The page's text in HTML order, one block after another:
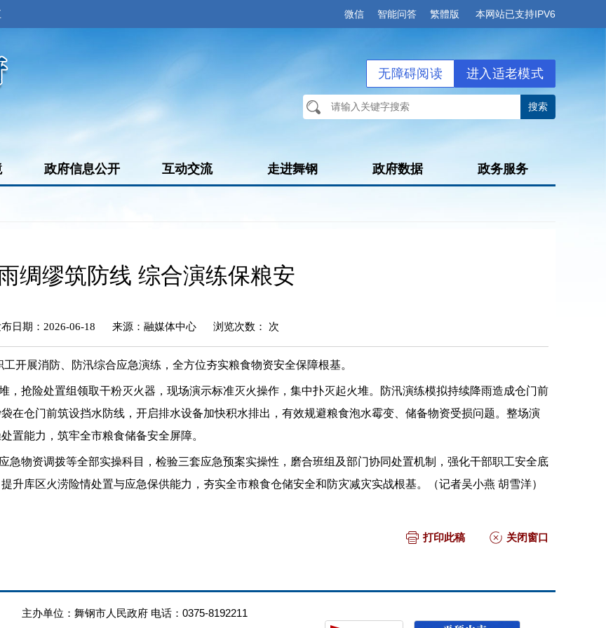
微信 智能问答 繁體版 本网站已支持IPV6
进入适老模式
无障碍阅读
政府信息公开 互动交流 走进舞钢 政府数据 政务服务
绸缪筑防线 综合演练保粮安
日期：2026-06-18 来源：融媒体中心 浏览次数： 次
开展消防、防汛综合应急演练，全方位夯实粮食物资安全保障根基。
，抢险处置组领取干粉灭火器，现场演示标准灭火操作，集中扑灭起火堆。防汛演练模拟持续降雨造成仓门前
在仓门前筑设挡水防线，开启排水设备加快积水排出，有效规避粮食泡水霉变、储备物资受损问题。整场演
置能力，筑牢全市粮食储备安全屏障。
急物资调拨等全部实操科目，检验三套应急预案实操性，磨合班组及部门协同处置机制，强化干部职工安全底
升库区火涝险情处置与应急保供能力，夯实全市粮食仓储安全和防灾减灾实战根基。（记者吴小燕 胡雪洋）
打印此稿 关闭窗口
主办单位：舞钢市人民政府 电话：0375-8192211